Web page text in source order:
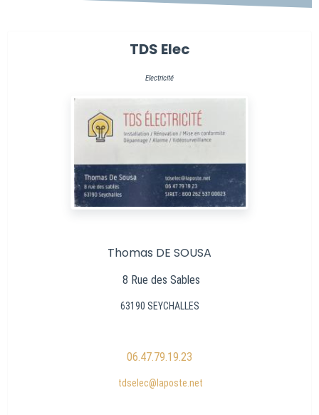
TDS Elec
Electricité
Thomas DE SOUSA
8 Rue des Sables
63190 SEYCHALLES
06.47.79.19.23
tdselec@laposte.net